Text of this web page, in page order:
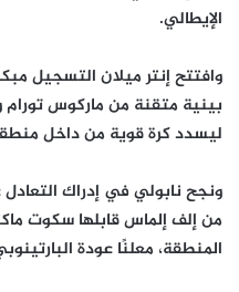
الإيطالي.
وافتتح إنتر ميلان التسجيل
بينية متقنة من ماركوس
ليسدد كرة قوية من داخل
من إلف إلماس قابلها سكوت
المنطقة، معلنًا عودة